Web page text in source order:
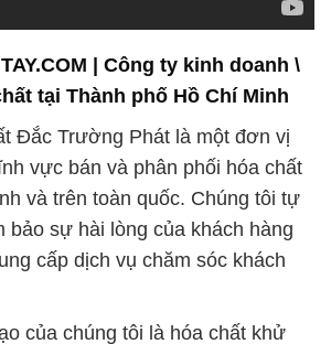
| Công ty kinh doanh \
tại Thành phố Hồ Chí Minh
Đắc Trường Phát là một đơn vị
vực bán và phân phối hóa chất
và trên toàn quốc. Chúng tôi tự
bảo sự hài lòng của khách hàng
cấp dịch vụ chăm sóc khách
của chúng tôi là hóa chất khử